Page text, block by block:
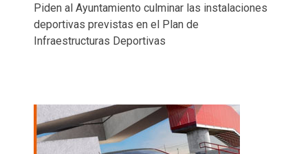
Piden al Ayuntamiento culminar las instalaciones
deportivas previstas en el Plan de
Infraestructuras Deportivas